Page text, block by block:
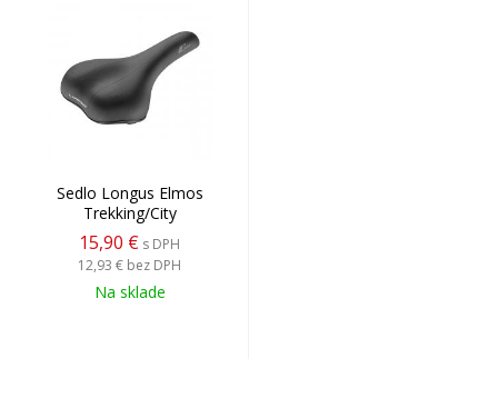
Sedlo Longus Elmos
Trekking/City
15,90 € s DPH
12,93 € bez DPH
Na sklade